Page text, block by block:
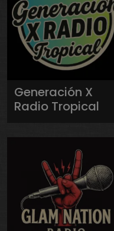
Generación X
Radio Tropical